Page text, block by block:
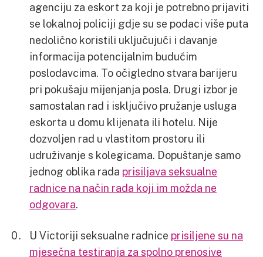
agenciju za eskort za koji je potrebno prijaviti
se lokalnoj policiji gdje su se podaci više puta
nedolično koristili uključujući i davanje
informacija potencijalnim budućim
poslodavcima. To očigledno stvara barijeru
pri pokušaju mijenjanja posla. Drugi izbor je
samostalan rad i isključivo pružanje usluga
eskorta u domu klijenata ili hotelu. Nije
dozvoljen rad u vlastitom prostoru ili
udruživanje s kolegicama. Dopuštanje samo
jednog oblika rada prisiljava seksualne
radnice na način rada koji im možda ne
odgovara.
U Victoriji seksualne radnice prisiljene su na
mjesečna testiranja za spolno prenosive